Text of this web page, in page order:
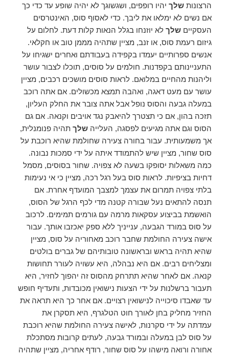
הרצונותשלך יהיו רופפים, ושגשוגך לא יהיה שופע עד כדי כך
אם נשים לא ימלאו את ליבך. כדי לאסוף סוס, האינטרסים
העסקייםשלך לא יוזנחו בגלל הנאות קלות דעת. לחלום על
גיזום רעמת סוס, או זנב, מציין שתהיה מממן טוב או חקלאי.
אנשים ספרותיים יעמדו בקפידה בעבודתם ואחרים ישגיחו על
התעניינותם בקפדנות. חולמים על סוסים, תוכלו לצבור עושר
וליהנות מהחיים במלואם. לראות סוסים מושכים רכבים, מציין
עושר עם מעט דאגה, ואהבה תמצא מכשולים. אם אתה רוכב
במעלה גבעה והסוס נופל אבל אתה צובר את החלק העליון,
תזכה בהון, אם כי תצטרך להיאבק נגד אויבים וקנאה. אם גם
הסוס וגם אתה מגיעים לפסגה, העלייהשלך תהיה פנומנלית,
אך משמעותית. עבור בחורה צעירה שחולמת שהיא רוכבת על
סוס שחור, מציין שיש להתמודד איתה על ידי סמכות נבונה.
כמה משאלות יסופקו בשעה לא צפויה. שחור בסוסים, מסמל
דחיות בציפיות. לראות סוס בעל רגל רכה, מציין כי אי נעימות
בלתי צפויה תמרום את עצמך למצבך המועדף אחרת. אם
תנסה להתאים נעל שבורה קטנה מדי לכף הרגל של הסוס,
הואשמת בביצוע עסקאות מרמה עם גורמים תמימים. לרכוב
על סוס במורד הגבעה, ענייניך ללא ספק יאכזבו אותך. עבור
אישה צעירה החולמת שחבר רוכב מאחוריה על סוס, מציין
שהיא תהיה בראש ובראשונה טובותיהם של גברים בולטים
ומצליחים רבים. אם היא נבהלה, היא עשויה לעורר תחושות
קנאה. אם לאחר שהיא תתרחק מהסוס זה יהפוך לחזיר, היא
תעבור ברשלנות על ידי הצעות נישואין מכובדות, ותעדיף חופש
עד שאבדו סיכוייה לנישואין רצויים. אם אחר כך היא תראה את
החזיר מחליק בחן לאורך חוט הטלגרף, היא תסקרן את
עמדתה על ידי סקרנות, לאישה צעירה החולמת שהיא רוכבת
על סוס לבן במעלה ובמורד גבעה, לעתים קרובות מסתכלת
אחורה ורואה מישהו על סוס שחור, רודף אחריה, מציין שתהיה